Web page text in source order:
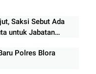
Saksi Sebut Ada
untuk Jabatan
Polres Blora